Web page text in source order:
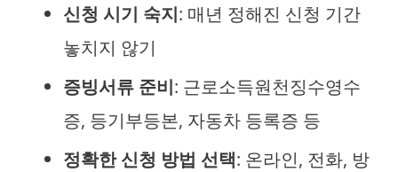
신청 시기 숙지: 매년 정해진 신청 기간
놓치지 않기
증빙서류 준비: 근로소득원천징수영수
증, 등기부등본, 자동차 등록증 등
정확한 신청 방법 선택: 온라인, 전화, 방